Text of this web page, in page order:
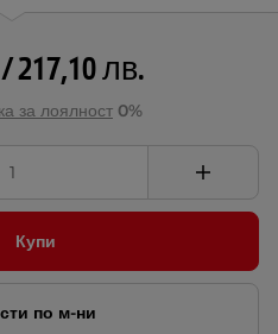
217,10 лв.
за лоялност 0%
Купи
по м-ни